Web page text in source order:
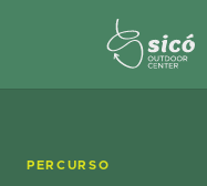
PERCURSO